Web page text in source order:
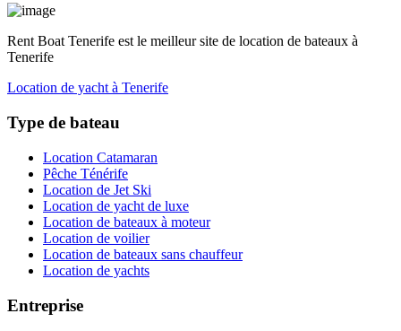
Rent Boat Tenerife est le meilleur site de location de bateaux à
Tenerife
Location de yacht à Tenerife
Type de bateau
Location Catamaran
Pêche Ténérife
Location de Jet Ski
Location de yacht de luxe
Location de bateaux à moteur
Location de voilier
Location de bateaux sans chauffeur
Location de yachts
Entreprise